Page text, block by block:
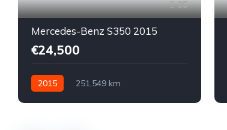
35
Mercedes-Benz S350 2015
€24,500
2015
251,549 km